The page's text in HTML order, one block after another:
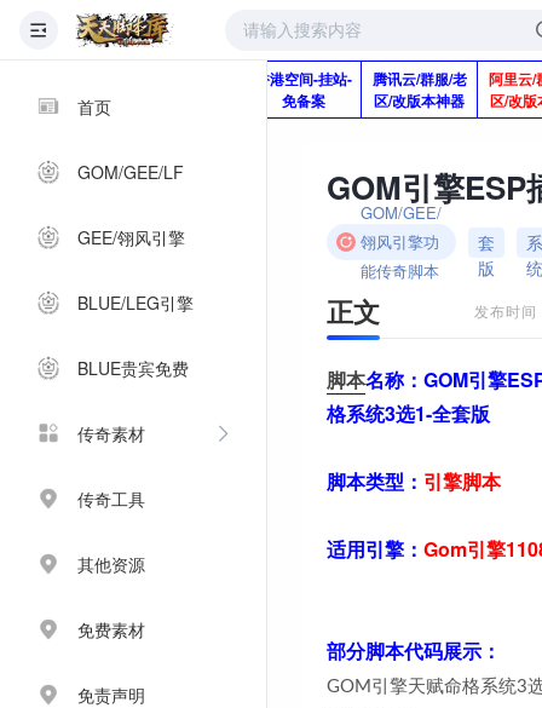
首页
GOM/GEE/LF
GEE/翎风引擎
BLUE/LEG引擎
BLUE贵宾免费
传奇素材
传奇工具
其他资源
免费素材
免责声明
Q920992345
香港空间-挂站-
免备案
腾讯云/群服/老
区/改版本神器
阿里云/
区/改版
GOM/GEE/
翎风引擎功
能传奇脚本
套
版
系
统
正文 发布时
脚本名称： GOM引擎
格系统3选1-全套版
脚本类型： 引擎脚本
适用引擎： Gom引擎
部分脚本代码展示：
GOM引擎天赋命格系统3